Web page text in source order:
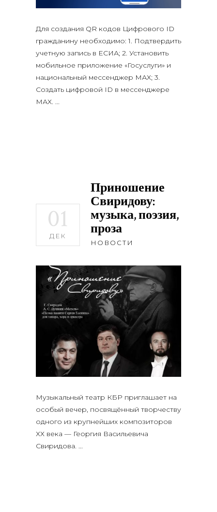
Для создания QR кодов Цифрового ID
гражданину необходимо: 1. Подтвердить
учетную запись в ЕСИА; 2. Установить
мобильное приложение «Госуслуги» и
национальный мессенджер МАХ; 3.
Создать цифровой ID в мессенджере
МАХ.
01
ДЕК
Приношение
Свиридову:
музыка, поэзия,
проза
НОВОСТИ
Музыкальный театр КБР приглашает на
особый вечер, посвящённый творчеству
одного из крупнейших композиторов
ХХ века — Георгия Васильевича
Свиридова.